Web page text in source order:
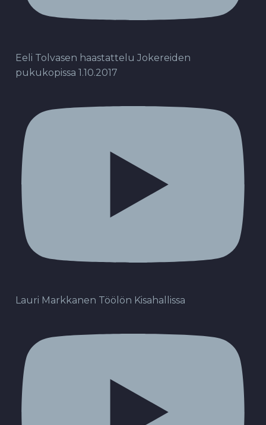
Eeli Tolvasen haastattelu Jokereiden
pukukopissa 1.10.2017
Lauri Markkanen Töölön Kisahallissa